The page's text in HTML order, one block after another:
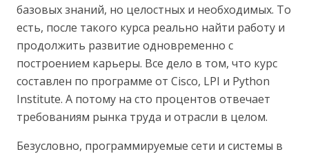
базовых знаний, но целостных и необходимых. То
есть, после такого курса реально найти работу и
продолжить развитие одновременно с
построением карьеры. Все дело в том, что курс
составлен по программе от Cisco, LPI и Python
Institute. А потому на сто процентов отвечает
требованиям рынка труда и отрасли в целом.
Безусловно, программируемые сети и системы в